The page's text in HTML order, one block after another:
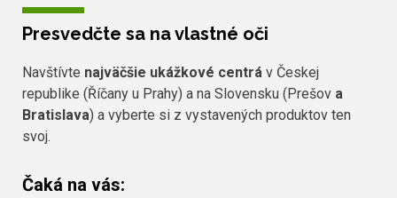
Presvedčte sa na vlastné oči
Navštívte najväčšie ukážkové centrá v Českej
republike (Říčany u Prahy) a na Slovensku (Prešov a
Bratislava) a vyberte si z vystavených produktov ten
svoj.
Čaká na vás: